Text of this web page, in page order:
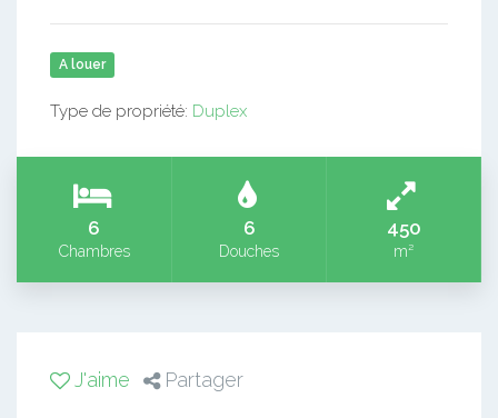
A louer
Type de propriété: Duplex
6
Chambres
6
Douches
450
m²
J'aime Partager